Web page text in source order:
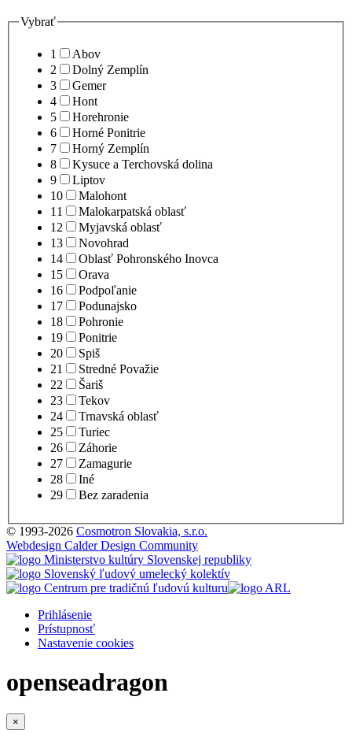
Vybrať
1
Abov
2
Dolný Zemplín
3
Gemer
4
Hont
5
Horehronie
6
Horné Ponitrie
7
Horný Zemplín
8
Kysuce a Terchovská dolina
9
Liptov
10
Malohont
11
Malokarpatská oblasť
12
Myjavská oblasť
13
Novohrad
14
Oblasť Pohronského Inovca
15
Orava
16
Podpoľanie
17
Podunajsko
18
Pohronie
19
Ponitrie
20
Spiš
21
Stredné Považie
22
Šariš
23
Tekov
24
Trnavská oblasť
25
Turiec
26
Záhorie
27
Zamagurie
28
Iné
29
Bez zaradenia
© 1993-2026 Cosmotron Slovakia, s.r.o.
Webdesign Calder Design Community
Prihlásenie
Prístupnosť
Nastavenie cookies
openseadragon
×